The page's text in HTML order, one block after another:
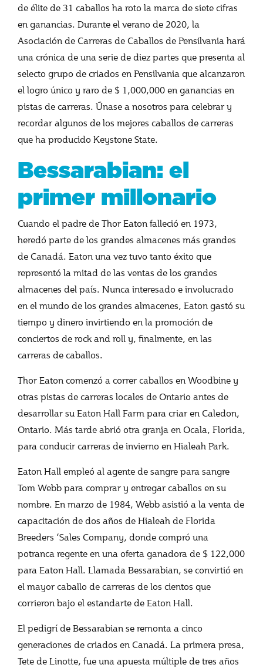
de élite de 31 caballos ha roto la marca de siete cifras
en ganancias. Durante el verano de 2020, la
Asociación de Carreras de Caballos de Pensilvania hará
una crónica de una serie de diez partes que presenta al
selecto grupo de criados en Pensilvania que alcanzaron
el logro único y raro de $ 1,000,000 en ganancias en
pistas de carreras. Únase a nosotros para celebrar y
recordar algunos de los mejores caballos de carreras
que ha producido Keystone State.
Bessarabian: el
primer millonario
Cuando el padre de Thor Eaton falleció en 1973,
heredó parte de los grandes almacenes más grandes
de Canadá. Eaton una vez tuvo tanto éxito que
representó la mitad de las ventas de los grandes
almacenes del país. Nunca interesado e involucrado
en el mundo de los grandes almacenes, Eaton gastó su
tiempo y dinero invirtiendo en la promoción de
conciertos de rock and roll y, finalmente, en las
carreras de caballos.
Thor Eaton comenzó a correr caballos en Woodbine y
otras pistas de carreras locales de Ontario antes de
desarrollar su Eaton Hall Farm para criar en Caledon,
Ontario. Más tarde abrió otra granja en Ocala, Florida,
para conducir carreras de invierno en Hialeah Park.
Eaton Hall empleó al agente de sangre para sangre
Tom Webb para comprar y entregar caballos en su
nombre. En marzo de 1984, Webb asistió a la venta de
capacitación de dos años de Hialeah de Florida
Breeders ‘Sales Company, donde compró una
potranca regente en una oferta ganadora de $ 122,000
para Eaton Hall. Llamada Bessarabian, se convirtió en
el mayor caballo de carreras de los cientos que
corrieron bajo el estandarte de Eaton Hall.
El pedigrí de Bessarabian se remonta a cinco
generaciones de criados en Canadá. La primera presa,
Tete de Linotte, fue una apuesta múltiple de tres años